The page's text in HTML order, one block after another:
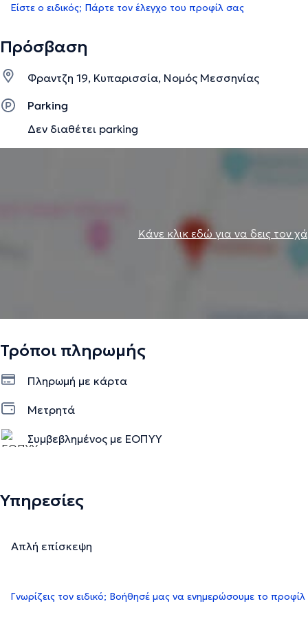
Είστε ο ειδικός; Πάρτε τον έλεγχο του προφίλ σας
Πρόσβαση
Φραντζη 19, Κυπαρισσία, Νομός Μεσσηνίας
Parking
Δεν διαθέτει parking
Κάνε κλικ εδώ για να δεις τον
Τρόποι πληρωμής
Πληρωμή με κάρτα
Μετρητά
Συμβεβλημένος με ΕΟΠΥΥ
Υπηρεσίες
Απλή επίσκεψη
Γνωρίζεις τον ειδικό; Βοήθησέ μας να ενημερώσουμε το προφίλ